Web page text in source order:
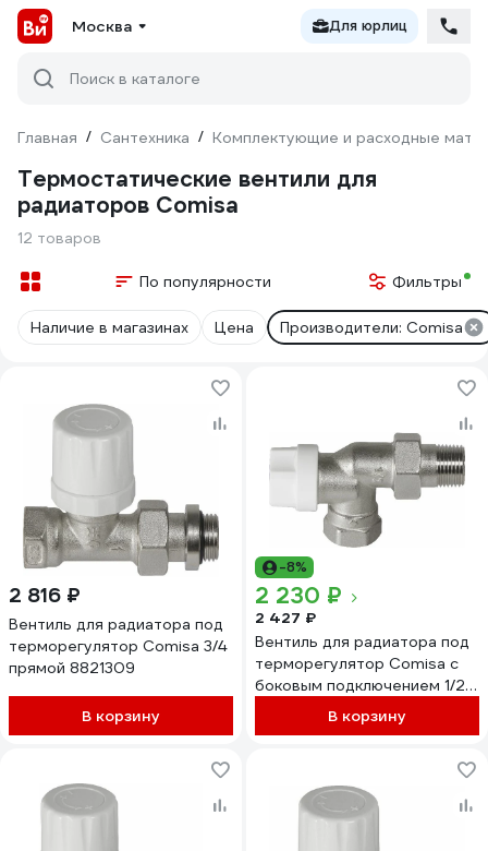
Москва Для юрлиц
Поиск в каталоге
Главная / Сантехника / Комплектующие и расходные
Термостатические вентили для
радиаторов Comisa
12 товаров
По популярности Фильтры
Наличие в магазинах Цена Производители: Comisa
2 816 ₽
Вентиль для радиатора под
терморегулятор Comisa 3/4
прямой 8821309
В корзину
-8%
2 230 ₽
2 427 ₽
Вентиль для радиатора под
терморегулятор Comisa с
боковым подключением 1/2
SPR 8816041В корзину